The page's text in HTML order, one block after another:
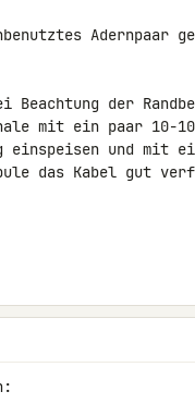
Adernpaar
der
mit ein paar 10-
und mit
das Kabel gut